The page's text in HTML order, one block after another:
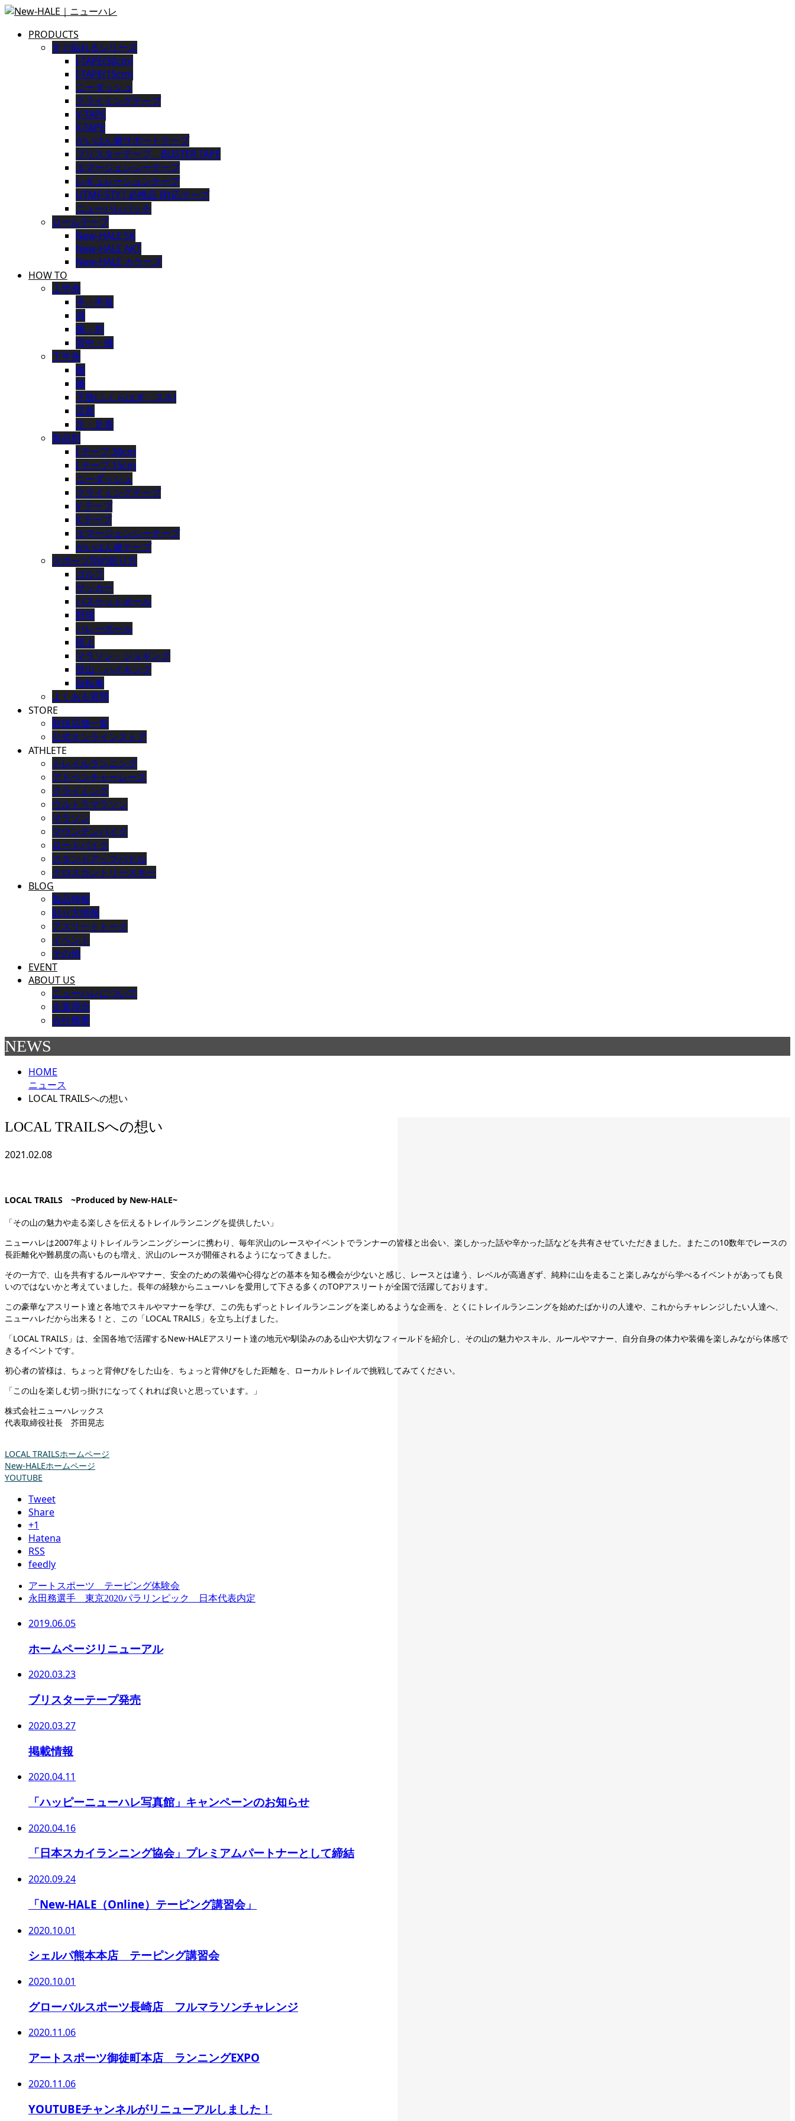
PRODUCTS
すぐ貼れるシリーズ
I-TAPE(30cm)
I-TAPE(15cm)
ニーダッシュ
クライミングテープ
V-TAPE
X-TAPE
がいはん健サポートテープ
ブリスターテープ BLISTER TAPE
エマージェンシーテープ
レギュレーションテープ
UTMF-STY [ 必携品 ]対応テープ
ニューハレパッチ
ロールテープ
New-HALE SK
New-HALE AKT
New-HALE カラーズ
HOW TO
上半身
手・手首
肩
腕・肘
背中・腰
下半身
腿
膝
下肢(ふくらはぎ・スネ)
足首
足・足底
製品別
I テープ 30cm
I テープ 15cm
ニーダッシュ
クライミングテープ
V テープ
X テープ
エマージェンシーテープ
がいはん健テープ
スポーツ別の貼り方
ゴルフ
サッカー
バスケットボール
野球
バレーボール
陸上
マラソン・ジョギング
登山・ハイキング
自転車
よくある質問
STORE
取扱店舗一覧
公式オンラインストア
ATHLETE
トレイルランニング
アドベンチャーレース
クライミング
ウルトラマラソン
マラソン
マウンテンバイク
ロードバイク
スタンドアップパドル
クロスカントリースキー
BLOG
製品情報
貼り方情報
アスリートトーク
イベント
その他
EVENT
ABOUT US
ニューハレについて
企業理念
会社概要
NEWS
HOME
ニュース
LOCAL TRAILSへの想い
LOCAL TRAILSへの想い
2021.02.08
LOCAL TRAILS ~Produced by New-HALE~
「その山の魅力や走る楽しさを伝えるトレイルランニングを提供したい」
ニューハレは2007年よりトレイルランニングシーンに携わり、毎年沢山のレースやイベントでランナーの皆様と出会い、楽しかった話や辛かった話などを共有させていただきました。またこの10数年でレースの
長距離化や難易度の高いものも増え、沢山のレースが開催されるようになってきました。
その一方で、山を共有するルールやマナー、安全のための装備や心得などの基本を知る機会が少ないと感じ、レースとは違う、レベルが高過ぎず、純粋に山を走ること楽しみながら学べるイベントがあっても良
いのではないかと考えていました。長年の経験からニューハレを愛用して下さる多くのTOPアスリートが全国で活躍しております。
この豪華なアスリート達と各地でスキルやマナーを学び、この先もずっとトレイルランニングを楽しめるような企画を、とくにトレイルランニングを始めたばかりの人達や、これからチャレンジしたい人達へ、
ニューハレだから出来る！と、この「LOCAL TRAILS」を立ち上げました。
「LOCAL TRAILS」は、全国各地で活躍するNew-HALEアスリート達の地元や馴染みのある山や大切なフィールドを紹介し、その山の魅力やスキル、ルールやマナー、自分自身の体力や装備を楽しみながら体感で
きるイベントです。
初心者の皆様は、ちょっと背伸びをした山を、ちょっと背伸びをした距離を、ローカルトレイルで挑戦してみてください。
「この山を楽しむ切っ掛けになってくれれば良いと思っています。」
株式会社ニューハレックス
代表取締役社長 芥田晃志
LOCAL TRAILSホームページ
New-HALEホームページ
YOUTUBE
Tweet
Share
+1
Hatena
RSS
feedly
アートスポーツ テーピング体験会
永田務選手 東京2020パラリンピック 日本代表内定
2019.06.05
ホームページリニューアル
2020.03.23
ブリスターテープ発売
2020.03.27
掲載情報
2020.04.11
「ハッピーニューハレ写真館」キャンペーンのお知らせ
2020.04.16
「日本スカイランニング協会」プレミアムパートナーとして締結
2020.09.24
「New-HALE（Online）テーピング講習会」
2020.10.01
シェルパ熊本本店 テーピング講習会
2020.10.01
グローバルスポーツ長崎店 フルマラソンチャレンジ
2020.11.06
アートスポーツ御徒町本店 ランニングEXPO
2020.11.06
YOUTUBEチャンネルがリニューアルしました！